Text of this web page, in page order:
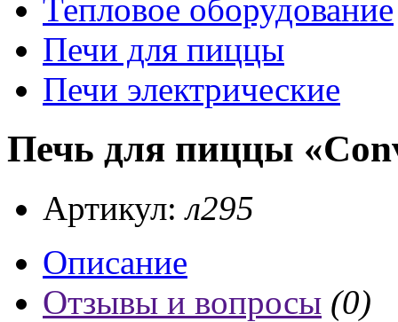
Тепловое оборудование
Печи для пиццы
Печи электрические
Печь для пиццы
Артикул:л295
Описание
Отзывы и вопросы (0)